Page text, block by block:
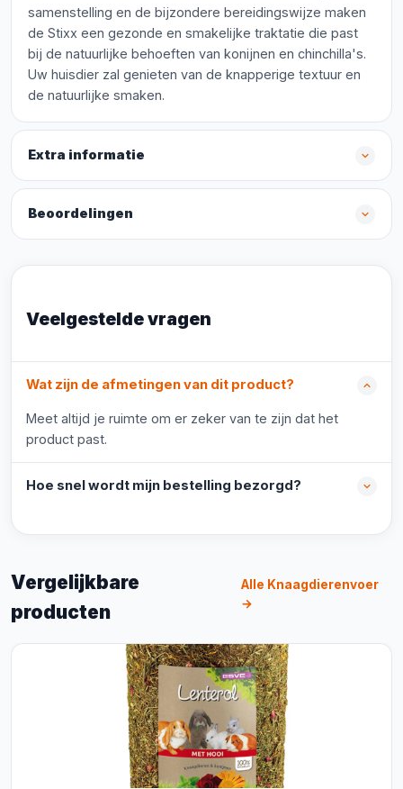
samenstelling en de bijzondere bereidingswijze maken
de Stixx een gezonde en smakelijke traktatie die past
bij de natuurlijke behoeften van konijnen en chinchilla's.
Uw huisdier zal genieten van de knapperige textuur en
de natuurlijke smaken.
Extra informatie
Beoordelingen
Veelgestelde vragen
Wat zijn de afmetingen van dit product?
Meet altijd je ruimte om er zeker van te zijn dat het
product past.
Hoe snel wordt mijn bestelling bezorgd?
Vergelijkbare
producten
Alle Knaagdierenvoer
→